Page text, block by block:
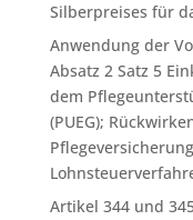
Silberpreises für
Anwendung der
Absatz 2 Satz 5
dem
(PUEG);
Artikel 344 und